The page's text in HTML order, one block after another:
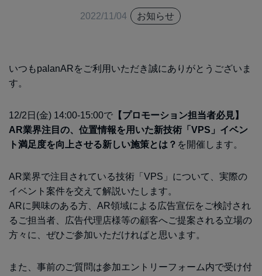
2022/11/04 お知らせ
いつもpalanARをご利用いただき誠にありがとうございま
す。
12/2日(金) 14:00-15:00で 【プロモーション担当者必見】
AR業界注目の、位置情報を用いた新技術「VPS」イベン
ト満足度を向上させる新しい施策とは？ を開催します。
AR業界で注目されている技術「VPS」について、実際の
イベント案件を交えて解説いたします。
ARに興味のある方、AR領域による広告宣伝をご検討され
るご担当者、広告代理店様等の顧客へご提案される立場の
方々に、ぜひご参加いただければと思います。
また、事前のご質問は参加エントリーフォーム内で受け付